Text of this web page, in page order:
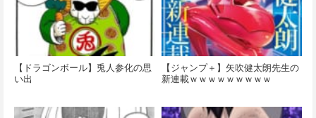
【ドラゴンボール】兎人参化の思
い出
【ジャンプ＋】矢吹健太朗先生の
新連載ｗｗｗｗｗｗｗｗｗ